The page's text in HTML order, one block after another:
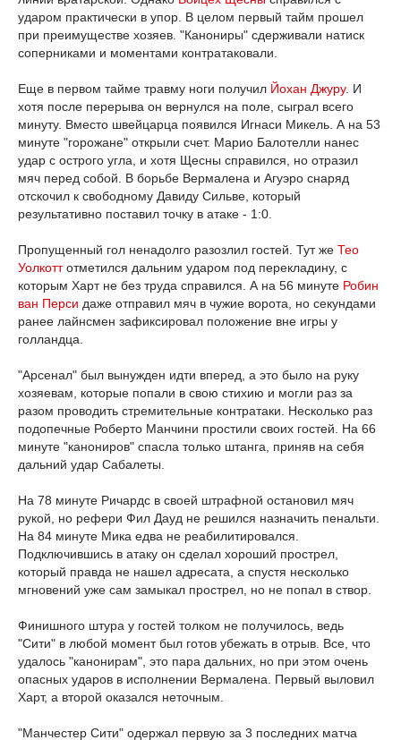
ударом практически в упор. В целом первый тайм прошел
при преимуществе хозяев. "Канониры" сдерживали натиск
соперниками и моментами контратаковали.
Еще в первом тайме травму ноги получил Йохан Джуру. И
хотя после перерыва он вернулся на поле, сыграл всего
минуту. Вместо швейцарца появился Игнаси Микель. А на 53
минуте "горожане" открыли счет. Марио Балотелли нанес
удар с острого угла, и хотя Щесны справился, но отразил
мяч перед собой. В борьбе Вермалена и Агуэро снаряд
отскочил к свободному Давиду Сильве, который
результативно поставил точку в атаке - 1:0.
Пропущенный гол ненадолго разозлил гостей. Тут же Тео
Уолкоттотметился дальним ударом под перекладину, с
которым Харт не без труда справился. А на 56 минуте Робин
ван Перси даже отправил мяч в чужие ворота, но секундами
ранее лайнсмен зафиксировал положение вне игры у
голландца.
"Арсенал" был вынужден идти вперед, а это было на руку
хозяевам, которые попали в свою стихию и могли раз за
разом проводить стремительные контратаки. Несколько раз
подопечные Роберто Манчини простили своих гостей. На 66
минуте "канониров" спасла только штанга, приняв на себя
дальний удар Сабалеты.
На 78 минуте Ричардс в своей штрафной остановил мяч
рукой, но рефери Фил Дауд не решился назначить пенальти.
На 84 минуте Мика едва не реабилитировался.
Подключившись в атаку он сделал хороший прострел,
который правда не нашел адресата, а спустя несколько
мгновений уже сам замыкал прострел, но не попал в створ.
Финишного штура у гостей толком не получилось, ведь
"Сити" в любой момент был готов убежать в отрыв. Все, что
удалось "канонирам", это пара дальних, но при этом очень
опасных ударов в исполнении Вермалена. Первый выловил
Харт, а второй оказался неточным.
"Манчестер Сити" одержал первую за 3 последних матча